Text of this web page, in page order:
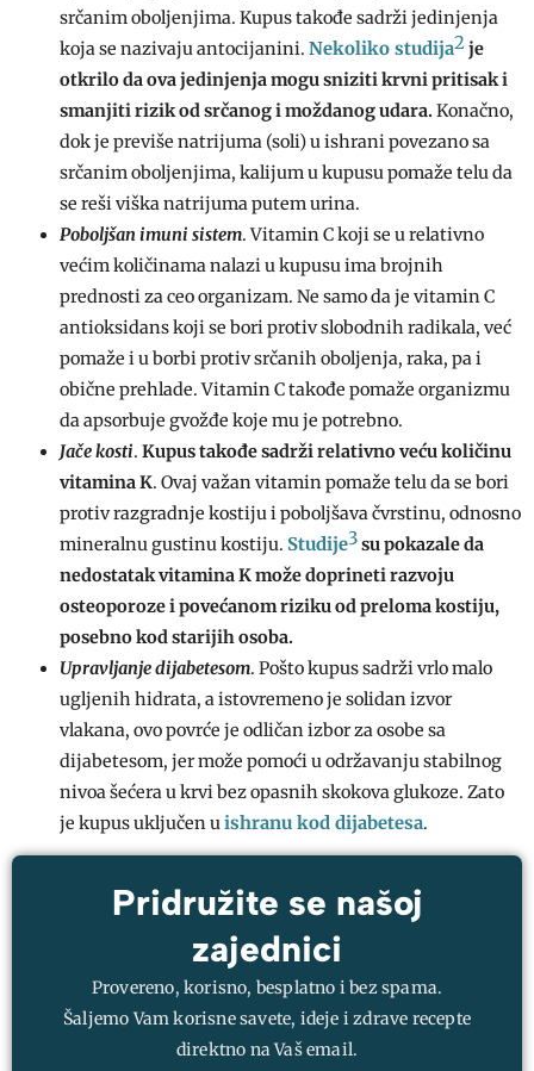
srčanim oboljenjima. Kupus takođe sadrži jedinjenja
koja se nazivaju antocijanini. Nekoliko studija2 je
otkrilo da ova jedinjenja mogu sniziti krvni pritisak i
smanjiti rizik od srčanog i moždanog udara. Konačno,
dok je previše natrijuma (soli) u ishrani povezano sa
srčanim oboljenjima, kalijum u kupusu pomaže telu da
se reši viška natrijuma putem urina.
Poboljšan imuni sistem. Vitamin C koji se u relativno
većim količinama nalazi u kupusu ima brojnih
prednosti za ceo organizam. Ne samo da je vitamin C
antioksidans koji se bori protiv slobodnih radikala, već
pomaže i u borbi protiv srčanih oboljenja, raka, pa i
obične prehlade. Vitamin C takođe pomaže organizmu
da apsorbuje gvožđe koje mu je potrebno.
Jače kosti. Kupus takođe sadrži relativno veću količinu
vitamina K. Ovaj važan vitamin pomaže telu da se bori
protiv razgradnje kostiju i poboljšava čvrstinu, odnosno
mineralnu gustinu kostiju. Studije3su pokazale da
nedostatak vitamina K može doprineti razvoju
osteoporoze i povećanom riziku od preloma kostiju,
posebno kod starijih osoba.
Upravljanje dijabetesom. Pošto kupus sadrži vrlo malo
ugljenih hidrata, a istovremeno je solidan izvor
vlakana, ovo povrće je odličan izbor za osobe sa
dijabetesom, jer može pomoći u održavanju stabilnog
nivoa šećera u krvi bez opasnih skokova glukoze. Zato
je kupus uključen uishranu kod dijabetesa.
Pridružite se našoj
zajednici
Provereno, korisno, besplatno i bez spama.
Šaljemo Vam korisne savete, ideje i zdrave recepte
direktno na Vaš email.